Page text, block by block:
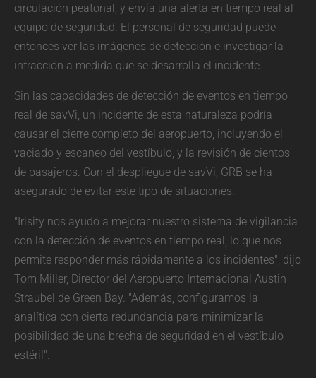
circulación peatonal, y envía una alerta en tiempo real al
equipo de seguridad. El personal de seguridad puede
entonces ver las imágenes de detección e investigar la
infracción a medida que se desarrolla el incidente.
Sin las capacidades de detección de eventos en tiempo
real de savVi, un incidente de esta naturaleza podría
causar el cierre completo del aeropuerto, incluyendo el
vaciado y escaneo del vestíbulo, y la revisión de cientos
de pasajeros. Con el despliegue de savVi, GRB se ha
asegurado de evitar este tipo de situaciones.
"Irisity nos ayudó a mejorar nuestro sistema de vigilancia
con la detección de eventos en tiempo real, lo que nos
permite responder más rápidamente a los incidentes", dijo
Tom Miller, Director del Aeropuerto Internacional Austin
Straubel de Green Bay. "Además, configuramos la
analítica con cierta redundancia para minimizar la
posibilidad de una brecha de seguridad en el vestíbulo
estéril".